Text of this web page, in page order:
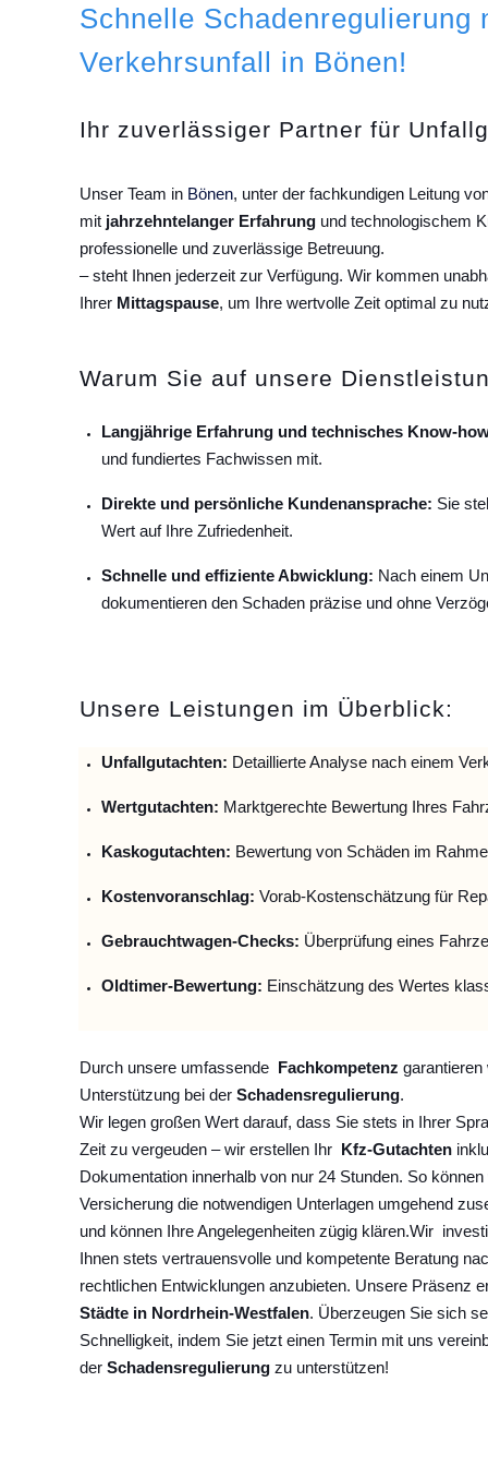
Schnelle Schadenregulierung
Verkehrsunfall in Bönen!
Ihr zuverlässiger Partner für
Unser Team in Bönen, unter der fachkundigen Leitung
mit jahrzehntelanger Erfahrung und technologischem
professionelle und zuverlässige Betreuung.
– steht Ihnen jederzeit zur Verfügung. Wir kommen
Ihrer Mittagspause, um Ihre wertvolle Zeit optimal zu
Warum Sie auf unsere
Langjährige Erfahrung und technisches Know-
und fundiertes Fachwissen mit.
Direkte und persönliche Kundenansprache: Sie
Wert auf Ihre Zufriedenheit.
Schnelle und effiziente Abwicklung: Nach einem
dokumentieren den Schaden präzise und ohne
Unsere Leistungen im Überblick:
Unfallgutachten: Detaillierte Analyse nach einem
Wertgutachten: Marktgerechte Bewertung Ihres
Kaskogutachten: Bewertung von Schäden im
Kostenvoranschlag: Vorab-Kostenschätzung für
Gebrauchtwagen-Checks: Überprüfung eines
Oldtimer-Bewertung: Einschätzung des Wertes
Durch unsere umfassende Fachkompetenz garantieren
Unterstützung bei der Schadensregulierung.
Wir legen großen Wert darauf, dass Sie stets in Ihrer
Zeit zu vergeuden – wir erstellen Ihr
Kfz-Gutachten
Dokumentation innerhalb von nur 24 Stunden. So
Versicherung die notwendigen Unterlagen umgehend
und können Ihre Angelegenheiten zügig klären.Wir
Ihnen stets vertrauensvolle und kompetente Beratung
rechtlichen Entwicklungen anzubieten. Unsere Präsenz
Städte in Nordrhein-Westfalen. Überzeugen Sie sich
Schnelligkeit, indem Sie jetzt einen Termin mit uns
der Schadensregulierung zu unterstützen!